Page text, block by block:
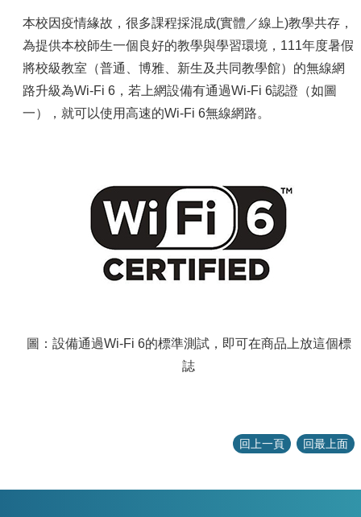
我
們
本校因疫情緣故，很多課程採混成(實體／線上)教學共存，
為提供本校師生一個良好的教學與學習環境，111年度暑假
將校級教室（普通、博雅、新生及共同教學館）的無線網
路升級為Wi-Fi 6，若上網設備有通過Wi-Fi 6認證（如圖
一），就可以使用高速的Wi-Fi 6無線網路。
圖：設備通過Wi-Fi 6的標準測試，即可在商品上放這個標
誌
回上一頁 回最上面